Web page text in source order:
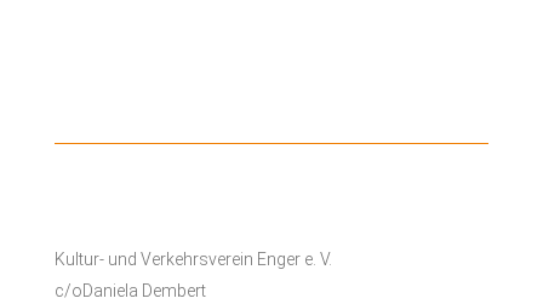
Kultur- und Verkehrsverein Enger e. V.
c/oDaniela Dembert